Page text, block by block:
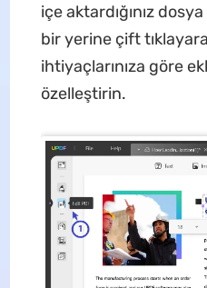
içe aktardığınız
bir yerine çift
ihtiyaçlarınıza göre
özelleştirin.